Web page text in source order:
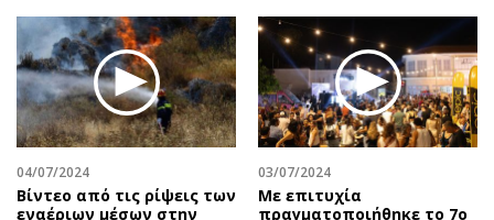
04/07/2024
Βίντεο από τις ρίψεις των
εναέριων μέσων στην
03/07/2024
Με επιτυχία
πραγματοποιήθηκε το 7ο